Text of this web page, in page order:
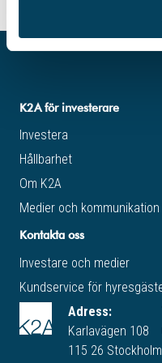
Adress:
Karlavägen 108
115 26 Stockholm
K2A för investerare
Investera
Hållbarhet
Om K2A
Medier och kommunikation
Kontakta oss
Investare och medier
Kundservice för